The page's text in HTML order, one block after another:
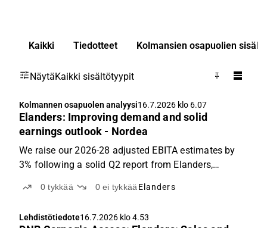
Kaikki Tiedotteet Kolmansien osapuolien
NäytäKaikki sisältötyypit
Kolmannen osapuolen analyysi16.7.2026 klo 6.07
Elanders: Improving demand and solid
earnings outlook - Nordea
We raise our 2026-28 adjusted EBITA estimates by
3% following a solid Q2 report from Elanders,
adjusted EBITA margin improvement y/y to 6.2% on
Chain Solutions...
0tykkää 0ei tykkää Elanders
Lehdistötiedote16.7.2026 klo 4.53